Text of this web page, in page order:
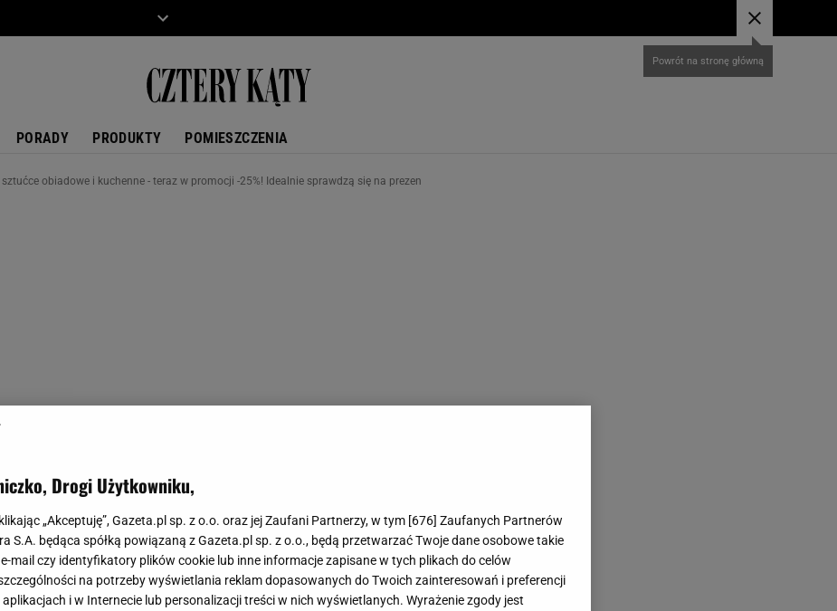
PORADY PRODUKTY POMIESZCZENIA
sztućce obiadowe i kuchenne - teraz w promocji -25%! Idealnie sprawdzą się na prezen
sztućce obiadowe i kuchenne - teraz w promocji
sprawdzą się na prezent
Drogi Użytkowniku,
„Akceptuję”, Gazeta.pl sp. z o.o. oraz jej Zaufani Partnerzy, w tym [676] Zaufanych Partnerów
S.A. będąca spółką powiązaną z Gazeta.pl sp. z o.o., będą przetwarzać Twoje dane osobowe takie
e-mail czy identyfikatory plików cookie lub inne informacje zapisane w tych plikach do celów
na potrzeby wyświetlania reklam dopasowanych do Twoich zainteresowań i preferencji
i w Internecie lub personalizacji treści w nich wyświetlanych. Wyrażenie zgody jest